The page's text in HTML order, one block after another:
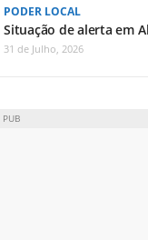
PODER LOCAL
Situação de alerta em
31 de Julho, 2026
PUB